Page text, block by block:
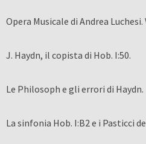
Opera Musicale di Andrea Luchesi.
J. Haydn, il copista di Hob. I:50.
Le Philosoph e gli errori di Haydn.
La sinfonia Hob. I:B2 e i Pasticci